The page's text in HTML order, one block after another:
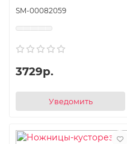
SM-00082059
3729р.
Уведомить